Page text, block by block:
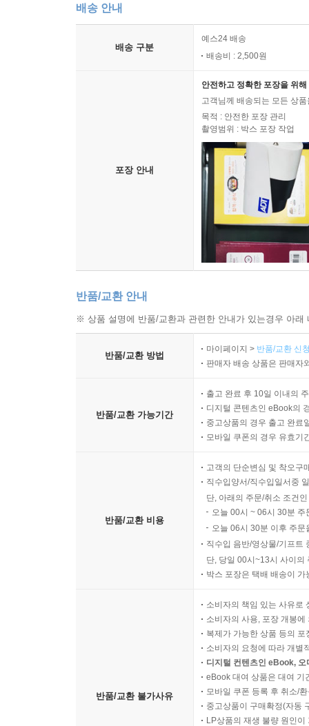
배송 안내
배송 구분
예스24 배송
배송비 : 2,500원
포장 안내
안전하고 정확한 포장을 위
고객님께 배송되는 모든 상
목적 : 안전한 포장 관리
촬영범위 : 박스 포장 작업
반품/교환 안내
※ 상품 설명에 반품/교환과 관련한 안내가 있는경우 아
반품/교환 방법
마이페이지 > 반품/교환 신
판매자 배송 상품은 판매자
반품/교환 가능기간
출고 완료 후 10일 이내의
디지털 콘텐츠인 eBook의
중고상품의 경우 출고 완료
모바일 쿠폰의 경우 유효기
반품/교환 비용
고객의 단순변심 및 착오구
직수입양서/직수입일서중
단, 아래의 주문/취소 조건
오늘 00시 ~ 06시 30분
오늘 06시 30분 이후 주
직수입 음반/영상물/기프트
단, 당일 00시~13시 사이의
박스 포장은 택배 배송이
반품/교환 불가사유
소비자의 책임 있는 사유로
소비자의 사용, 포장 개봉
복제가 가능한 상품 등의
소비자의 요청에 따라 개별
디지털 컨텐츠인 eBook,
eBook 대여 상품은 대여 기
모바일 쿠폰 등록 후 취소/
중고상품이 구매확정(자동
LP상품의 재생 불량 원인